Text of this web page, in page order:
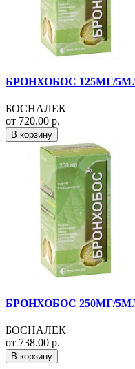
БРОНХОБОС 125МГ/
БОСНАЛЕК
от 720.00 р.
В корзину
БРОНХОБОС 250МГ/
БОСНАЛЕК
от 738.00 р.
В корзину